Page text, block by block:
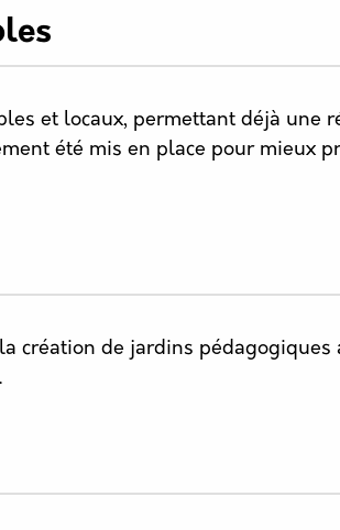
et locaux, permettant déjà une
été mis en place pour mieux
création de jardins